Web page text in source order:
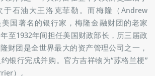
财阀之一，其财富在整个人类历史上居于
于石油大王洛克菲勒。而梅隆（Andrew
国著名的银行家，梅隆金融财团的老家
至1932年间担任美国财政部长，历三届政
财团是全世界最大的资产管理公司之一，
约银行完成并购。官方吉祥物为“苏格兰梗”